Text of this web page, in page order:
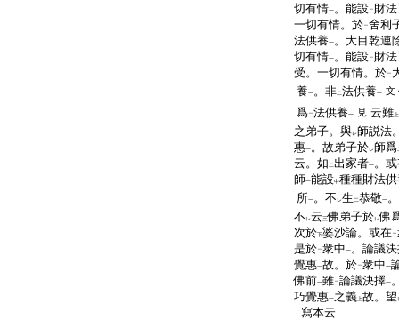
切有情一。能設二 財
一切有情。於二舍利
法供養一。大目乾連
切有情一。能設二 財
受。一切有情。於二
養一。非二法供養一 文
爲二法供養一 見 云難 上
之弟子。與レ師説法
惠一。故弟子於レ師爲
云。如 二出家者一。
師一能設中種種財法
所一。不 レ生 二恭敬一
不 レ云三佛弟子於レ佛
次於下婆沙論。或在二
是於二衆中一。論議
覺惠一故。於二衆中一
佛前一雖二論議決擇一
巧覺惠一之義 上故。望
寫本云